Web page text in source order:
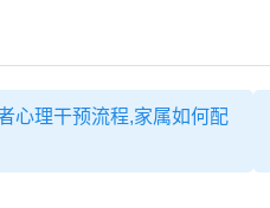
心理干预流程,家属如何配